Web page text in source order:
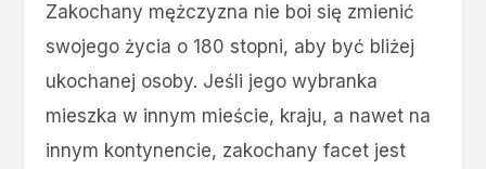
Zakochany mężczyzna nie boi się zmienić
swojego życia o 180 stopni, aby być bliżej
ukochanej osoby. Jeśli jego wybranka
mieszka w innym mieście, kraju, a nawet na
innym kontynencie, zakochany facet jest